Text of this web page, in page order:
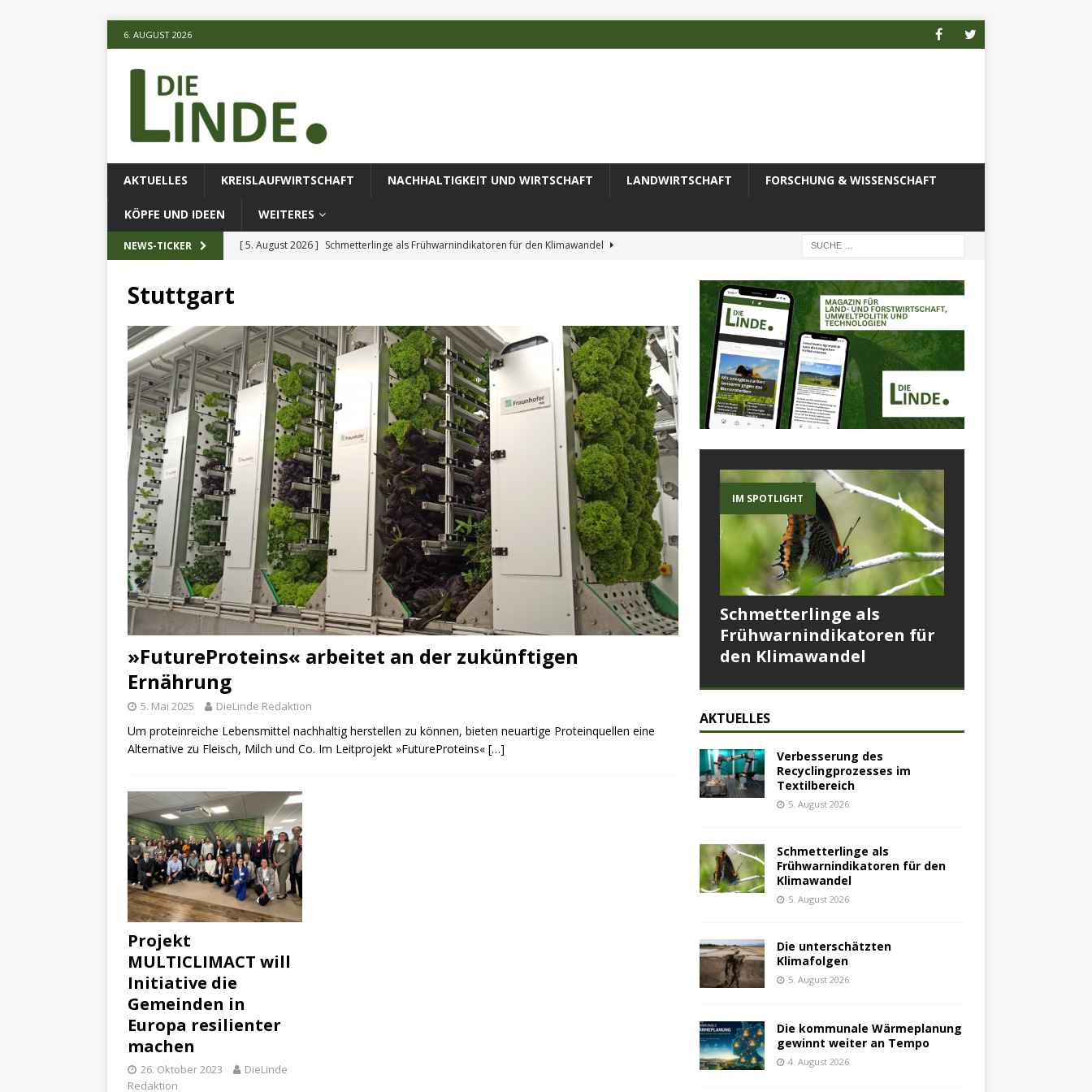
6. AUGUST 2026
AKTUELLES KREISLAUFWIRTSCHAFT NACHHALTIGKEIT UND WIRTSCHAFT LANDWIRTSCHAFT FORSCHUNG & WISSENSCHAFT
KÖPFE UND IDEEN WEITERES
NEWS-TICKER [ 5. August 2026 ] Schmetterlinge als Frühwarnindikatoren für den Klimawandel
[ 5. August 2026 ] Verbesserung des Recyclingprozesses im Textilbereich AKTUELLES
Stuttgart
»FutureProteins« arbeitet an der zukünftigen
Ernährung
5. Mai 2025 DieLinde Redaktion
Um proteinreiche Lebensmittel nachhaltig herstellen zu können, bieten neuartige Proteinquellen eine
Alternative zu Fleisch, Milch und Co. Im Leitprojekt »FutureProteins« […]
Projekt
MULTICLIMACT will
Initiative die
Gemeinden in
Europa resilienter
machen
26. Oktober 2023
DieLinde
Redaktion
IM SPOTLIGHT
Schmetterlinge als
Frühwarnindikatoren für
den Klimawandel
AKTUELLES
Verbesserung des
Recyclingprozesses im
Textilbereich
5. August 2026
Schmetterlinge als
Frühwarnindikatoren für den
Klimawandel
5. August 2026
Die unterschätzten
Klimafolgen
5. August 2026
Die kommunale Wärmeplanung
gewinnt weiter an Tempo
4. August 2026